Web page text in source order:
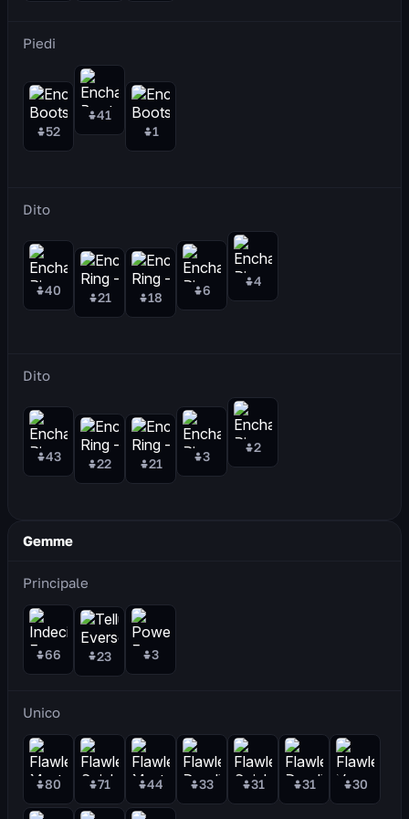
Piedi
52
41
1
Dito
40 21 18 6
4
Dito
43 22 21 3
2
Gemme
Principale
66 23 3
Unico
80 71 44 33 31 31 30